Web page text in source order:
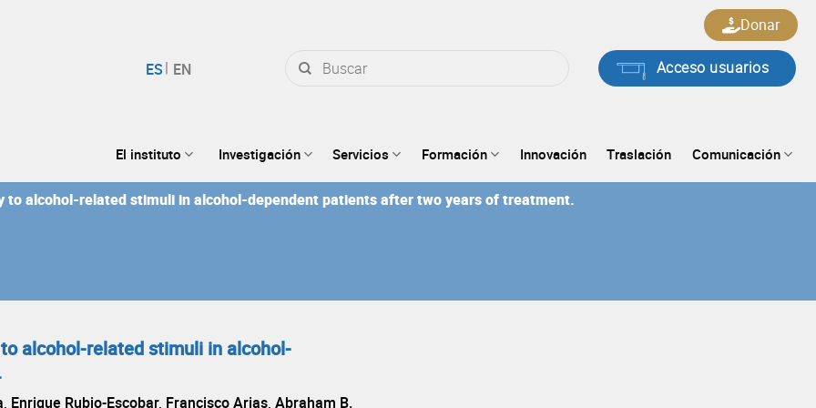
por:
Acceso usuarios
Donar
El instituto Investigación Servicios Formación Innovación Traslación Comunicación
to alcohol-related stimuli in alcohol-dependent patients after two years of treatment.
alcohol-related stimuli in alcohol-
Rubio-Escobar, Francisco Arias, Abraham B.